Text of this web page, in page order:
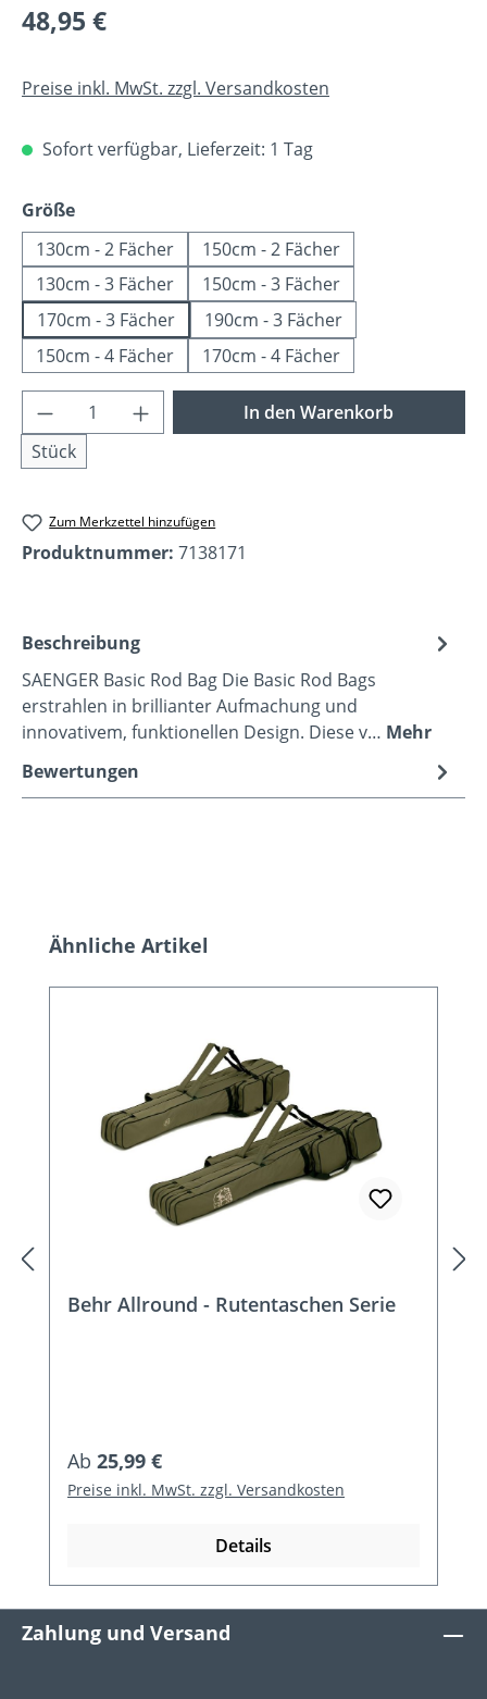
Regulärer Preis:
48,95 €
Preise inkl. MwSt. zzgl. Versandkosten
Sofort verfügbar, Lieferzeit: 1 Tag
Größeauswählen
130cm - 2 Fächer
150cm - 2 Fächer
130cm - 3 Fächer
150cm - 3 Fächer
170cm - 3 Fächer
190cm - 3 Fächer
150cm - 4 Fächer
170cm - 4 Fächer
Produkt Anzahl: Gib den gewünschten
Stück
In den Warenkorb
Zum Merkzettel hinzufügen
Produktnummer: 7138171
Beschreibung
SAENGER Basic Rod Bag Die Basic Rod Bags
erstrahlen in brillianter Aufmachung und
innovativem, funktionellen Design. Diese v… Mehr
Bewertungen
Produktgalerie überspringen
Ähnliche Artikel
Behr Allround - Rutentaschen Serie
Regulärer Preis:
Ab 25,99 €
Preise inkl. MwSt. zzgl. Versandkosten
Details
Zahlung und Versand